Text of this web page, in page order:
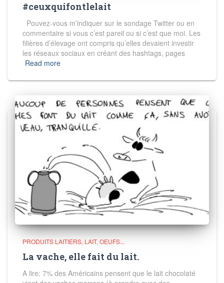
#ceuxquifontlelait
Pouvez-vous m’indiquer sur le sondage Twitter ou en
commentaire si vous c’est pareil ou si c’est que moi. Les
filières d’élevage ont compris qu’elles devaient investir
les réseaux sociaux en créant des hashtags, pages
Read more
PRODUITS LAITIERS, LAIT, OEUFS...
La vache, elle fait du lait.
A lire: 7% des Américains pensent que le lait chocolaté